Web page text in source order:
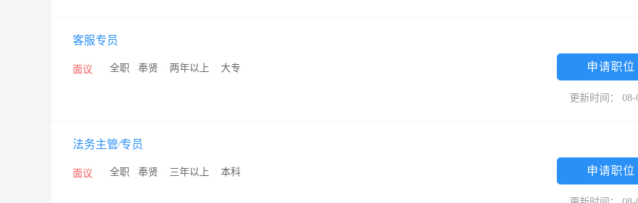
客服专员
面议 全职 奉贤 两年以上 大专 申请职位
更新时间： 08-
法务主管∕专员
面议 全职 奉贤 三年以上 本科 申请职位